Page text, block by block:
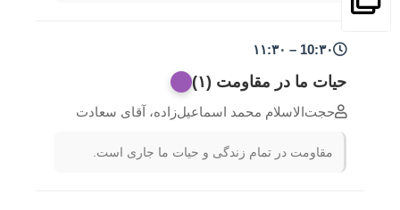
10:۳۰ – ۱۱:۳۰
حیات ما در مقاومت (۱)
حجت‌الاسلام محمد اسماعیل‌زاده، آقای سعادت
مقاومت در تمام زندگی و حیات ما جاری است.